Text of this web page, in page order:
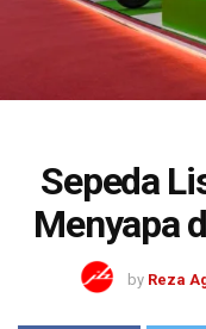
Sepeda
Menyapa
by Reza